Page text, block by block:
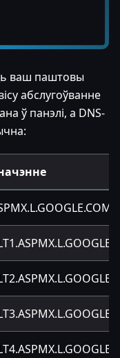
ваш паштовы
абслугоўванне
ў панэлі, а DNS-